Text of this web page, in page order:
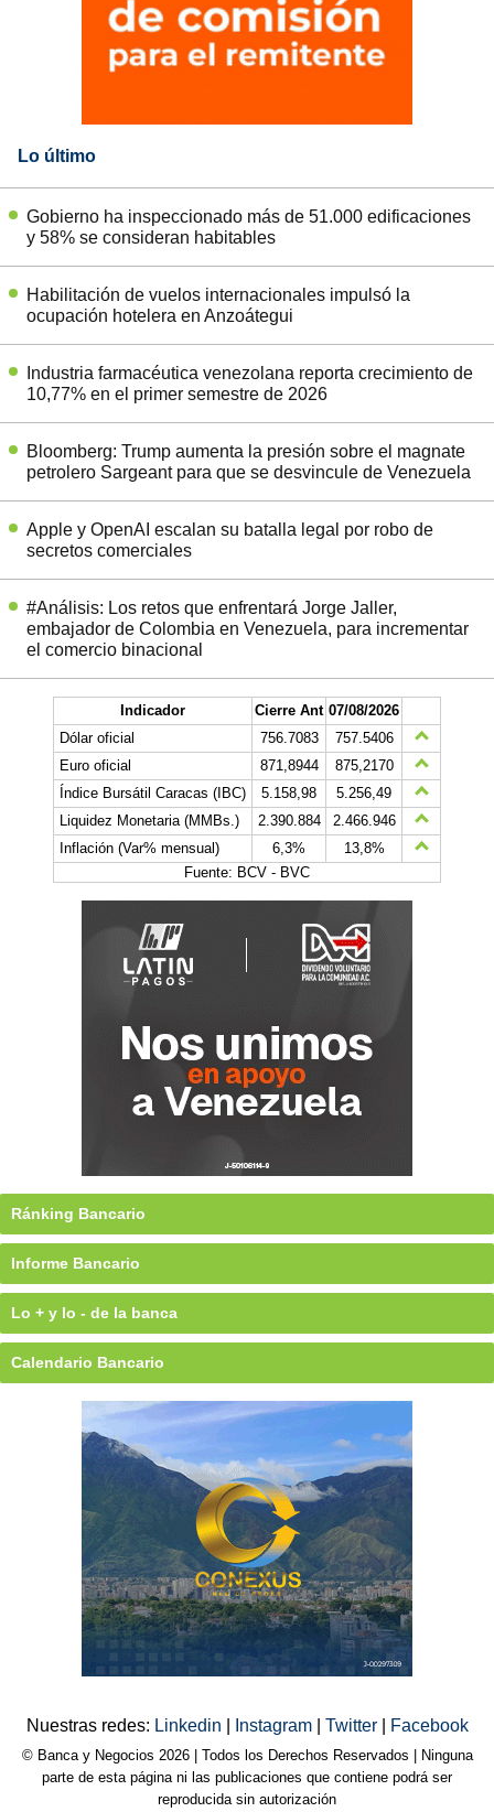
Lo último
Gobierno ha inspeccionado más de 51.000 edificaciones
y 58% se consideran habitables
Habilitación de vuelos internacionales impulsó la
ocupación hotelera en Anzoátegui
Industria farmacéutica venezolana reporta crecimiento de
10,77% en el primer semestre de 2026
Bloomberg: Trump aumenta la presión sobre el magnate
petrolero Sargeant para que se desvincule de Venezuela
Apple y OpenAI escalan su batalla legal por robo de
secretos comerciales
#Análisis: Los retos que enfrentará Jorge Jaller,
embajador de Colombia en Venezuela, para incrementar
el comercio binacional
Indicador Cierre Ant 07/08/2026
Dólar oficial
756.7083
757.5406
Euro oficial
871,8944
875,2170
Índice Bursátil Caracas (IBC)
5.158,98
5.256,49
Liquidez Monetaria (MMBs.)
2.390.884
2.466.946
Inflación (Var% mensual)
6,3%
13,8%
Fuente: BCV - BVC
Ránking Bancario
Informe Bancario
Lo + y lo - de la banca
Calendario Bancario
Nuestras redes: Linkedin Instagram Twitter Facebook
© Banca y Negocios 2026 | Todos los Derechos Reservados | Ninguna
parte de esta página ni las publicaciones que contiene podrá ser
reproducida sin autorización